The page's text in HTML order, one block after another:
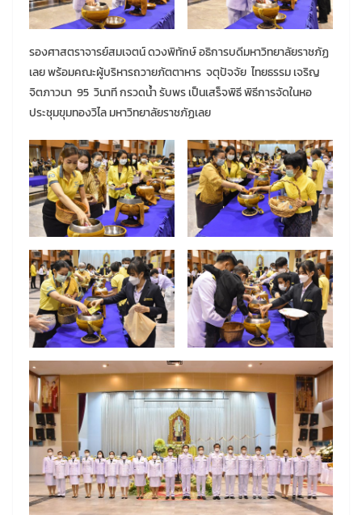
รองศาสตราจารย์สมเจตน์ ดวงพิทักษ์ อธิการบดีมหาวิทยาลัยราชภัฏ
เลย พร้อมคณะผู้บริหารถวายภัตตาหาร จตุปัจจัย ไทยธรรม เจริญ
จิตภาวนา 95 วินาที กรวดน้ำ รับพร เป็นเสร็จพิธี พิธีการจัดในหอ
ประชุมขุมทองวิไล มหาวิทยาลัยราชภัฏเลย